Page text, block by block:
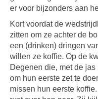
er voor bijzonders aan
Kort voordat de
zitten om ze achter de
een (drinken) dringen
willen ze koffie. Op de
Degenen die, met de
om hun eerste zet te
missen hun eerste